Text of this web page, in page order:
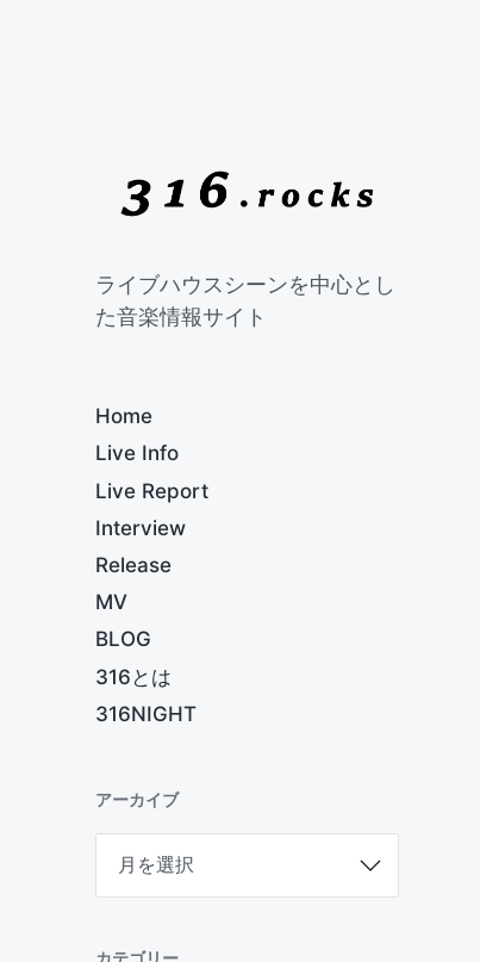
ライブハウスシーンを中心とし
た音楽情報サイト
Home
Live Info
Live Report
Interview
Release
MV
BLOG
316とは
316NIGHT
アーカイブ
カ
ブ
カテゴリー